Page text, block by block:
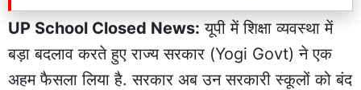
UP School Closed News: यूपी में शिक्षा व्यवस्था में
बड़ा बदलाव करते हुए राज्य सरकार (Yogi Govt) ने एक
अहम फैसला लिया है. सरकार अब उन सरकारी स्कूलों को बंद